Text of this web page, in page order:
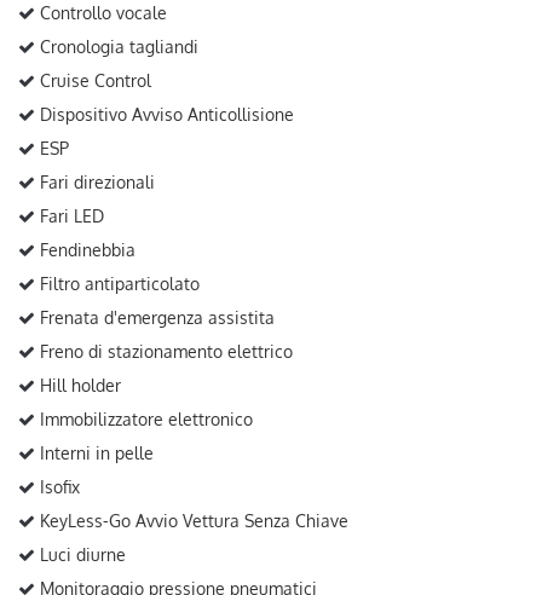
Controllo vocale
Cronologia tagliandi
Cruise Control
Dispositivo Avviso Anticollisione
ESP
Fari direzionali
Fari LED
Fendinebbia
Filtro antiparticolato
Frenata d'emergenza assistita
Freno di stazionamento elettrico
Hill holder
Immobilizzatore elettronico
Interni in pelle
Isofix
KeyLess-Go Avvio Vettura Senza Chiave
Luci diurne
Monitoraggio pressione pneumatici